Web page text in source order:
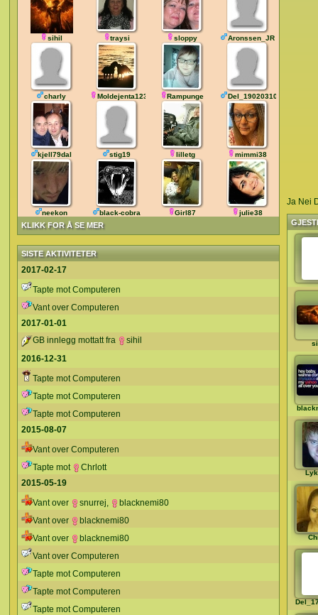
KLIKK FOR Å SE MER
sihil traysi sloppy Aronssen_JR
charly Moldejenta123 Rampunge Del_190203103716
kjell79dal stig19 lilletg mimmi38
neekon black-cobra Girl87 julie38
SISTE AKTIVITETER
2017-02-17
Tapte mot Computeren
Vant over Computeren
2017-01-01
GB innlegg mottatt fra
sihil
2016-12-31
Tapte mot Computeren
Tapte mot Computeren
Tapte mot Computeren
2015-08-07
Vant over Computeren
Tapte mot
Chrlott
2015-05-19
Vant over
snurrej,
blacknemi80
Vant over
blacknemi80
Vant over
blacknemi80
Vant over Computeren
Tapte mot Computeren
Tapte mot Computeren
Tapte mot Computeren
Ja Nei